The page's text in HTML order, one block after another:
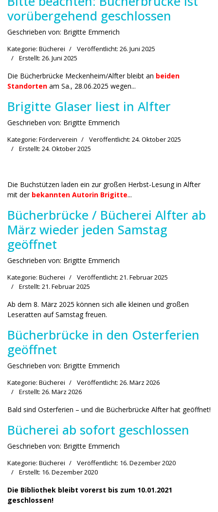
vorübergehend geschlossen
Geschrieben von: Brigitte Emmerich
Kategorie: Bücherei
Veröffentlicht: 26. Juni 2025
Erstellt: 26. Juni 2025
Die Bücherbrücke Meckenheim/Alfter bleibt an beiden
Standorten am Sa., 28.06.2025 wegen...
Brigitte Glaser liest in Alfter
Geschrieben von: Brigitte Emmerich
Kategorie: Förderverein
Veröffentlicht: 24. Oktober 2025
Erstellt: 24. Oktober 2025
Die Buchstützen laden ein zur großen Herbst-Lesung in Alfter
mit der bekannten Autorin Brigitte...
Bücherbrücke / Bücherei Alfter ab
März wieder jeden Samstag
geöffnet
Geschrieben von: Brigitte Emmerich
Kategorie: Bücherei
Veröffentlicht: 21. Februar 2025
Erstellt: 21. Februar 2025
Ab dem 8. März 2025 können sich alle kleinen und großen
Leseratten auf Samstag freuen.
Bücherbrücke in den Osterferien
geöffnet
Geschrieben von: Brigitte Emmerich
Kategorie: Bücherei
Veröffentlicht: 26. März 2026
Erstellt: 26. März 2026
Bald sind Osterferien – und die Bücherbrücke Alfter hat geöffnet!
Bücherei ab sofort geschlossen
Geschrieben von: Brigitte Emmerich
Kategorie: Bücherei
Veröffentlicht: 16. Dezember 2020
Erstellt: 16. Dezember 2020
Die Bibliothek bleibt vorerst bis zum 10.01.2021
geschlossen!